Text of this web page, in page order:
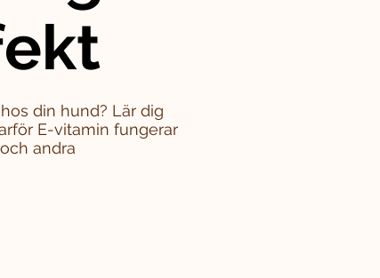
din hund? Lär dig
E-vitamin fungerar
andra